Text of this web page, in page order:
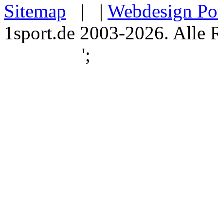
Sitemap | | Webdesign
1sport.de 2003-2026. Alle
';